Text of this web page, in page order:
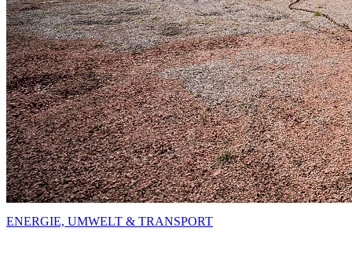
ENERGIE, UMWELT & TRANSPORT